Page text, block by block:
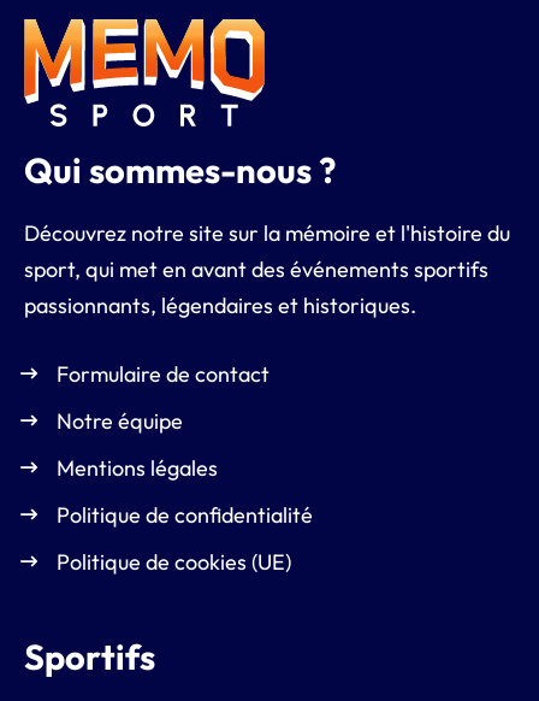
Qui sommes-nous ?
Découvrez notre site sur la mémoire et l'histoire du
sport, qui met en avant des événements sportifs
passionnants, légendaires et historiques.
Formulaire de contact
Notre équipe
Mentions légales
Politique de confidentialité
Politique de cookies (UE)
Sportifs